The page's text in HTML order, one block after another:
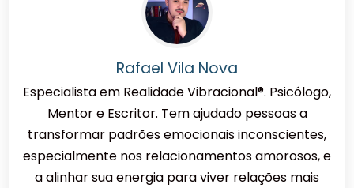
Rafael Vila Nova
Especialista em Realidade Vibracional®. Psicólogo,
Mentor e Escritor. Tem ajudado pessoas a
transformar padrões emocionais inconscientes,
especialmente nos relacionamentos amorosos, e
a alinhar sua energia para viver relações mais